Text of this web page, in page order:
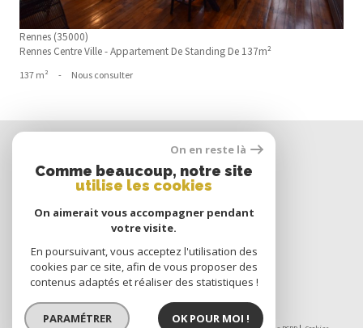
Rennes (35000)
Rennes Centre Ville - Appartement De Standing De 137m²
137 m² - Nous consulter
Nous
SUIVRE
Nous
ADHÉRONS
© 2026 | Tous droits réservés | Traduction powered by Google |
On en reste là
Comme beaucoup, notre site
utilise les cookies
On aimerait vous accompagner pendant
votre visite.
En poursuivant, vous acceptez l'utilisation des
cookies par ce site, afin de vous proposer des
contenus adaptés et réaliser des statistiques !
PARAMÉTRER OK POUR MOI !